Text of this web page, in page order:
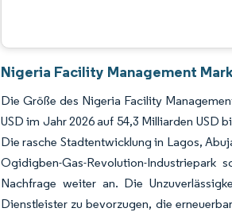
Nigeria Facility Management
Die Größe des Nigeria Facility
USD im Jahr 2026 auf 54,3 Milliarden USD
Die rasche Stadtentwicklung in Lagos,
Ogidigben-Gas-Revolution-Industriepark
Nachfrage weiter an. Die
Dienstleister zu bevorzugen, die